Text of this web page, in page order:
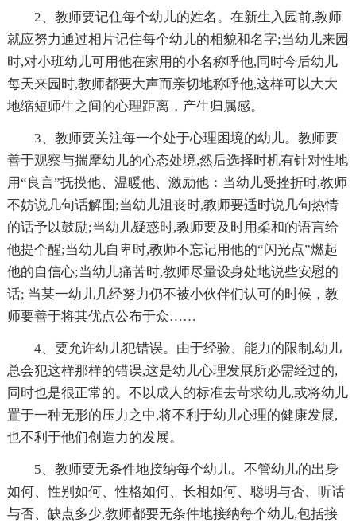
2、教师要记住每个幼儿的姓名。在新生入园前,教师
就应努力通过相片记住每个幼儿的相貌和名字;当幼儿来园
时,对小班幼儿可用他在家用的小名称呼他,同时今后幼儿
每天来园时,教师都要大声而亲切地称呼他,这样可以大大
地缩短师生之间的心理距离，产生归属感。
3、教师要关注每一个处于心理困境的幼儿。教师要
善于观察与揣摩幼儿的心态处境,然后选择时机有针对性地
用“良言”抚摸他、温暖他、激励他：当幼儿受挫折时,教师
不妨说几句话解围;当幼儿沮丧时,教师要适时说几句热情
的话予以鼓励;当幼儿疑惑时,教师要及时用柔和的语言给
他提个醒;当幼儿自卑时,教师不忘记用他的“闪光点”燃起
他的自信心;当幼儿痛苦时,教师尽量设身处地说些安慰的
话; 当某一幼儿几经努力仍不被小伙伴们认可的时候，教
师要善于将其优点公布于众……
4、要允许幼儿犯错误。由于经验、能力的限制,幼儿
总会犯这样那样的错误,这是幼儿心理发展所必需经过的,
同时也是很正常的。不以成人的标准去苛求幼儿,或将幼儿
置于一种无形的压力之中,将不利于幼儿心理的健康发展,
也不利于他们创造力的发展。
5、教师要无条件地接纳每个幼儿。不管幼儿的出身
如何、性别如何、性格如何、长相如何、聪明与否、听话
与否、缺点多少,教师都要无条件地接纳每个幼儿,包括接